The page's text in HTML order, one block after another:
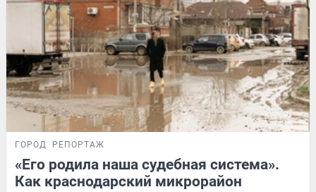
ГОРОД РЕПОРТАЖ
«Его родила наша судебная система».
Как краснодарский микрорайон